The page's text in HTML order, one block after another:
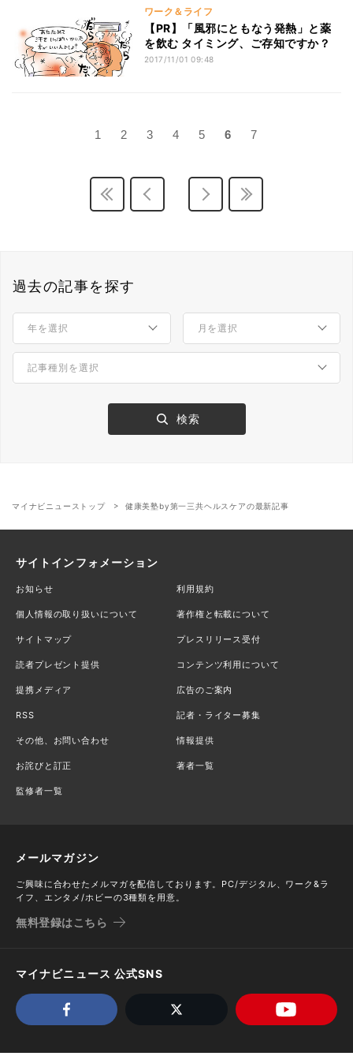
ワーク＆ライフ
【PR】「風邪にともなう発熱」と薬
を飲む タイミング、ご存知ですか？
2017/11/01 09:48
1 2 3 4 5 6 7
過去の記事を探す
マイナビニューストップ 健康美塾by第一三共ヘルスケアの最新記事
サイトインフォメーション
お知らせ 利用規約
個人情報の取り扱いについて 著作権と転載について
サイトマップ プレスリリース受付
読者プレゼント提供 コンテンツ利用について
提携メディア 広告のご案内
RSS 記者・ライター募集
その他、お問い合わせ 情報提供
お詫びと訂正 著者一覧
監修者一覧
メールマガジン
ご興味に合わせたメルマガを配信しております。PC/デジタル、ワーク&ラ
イフ、エンタメ/ホビーの3種類を用意。
無料登録はこちら
マイナビニュース 公式SNS